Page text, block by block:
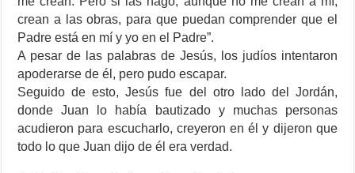
crean a las obras, para que puedan comprender que el
Padre está en mí y yo en el Padre”.
A pesar de las palabras de Jesús, los judíos intentaron
apoderarse de él, pero pudo escapar.
Seguido de esto, Jesús fue del otro lado del Jordán,
donde Juan lo había bautizado y muchas personas
acudieron para escucharlo, creyeron en él y dijeron que
todo lo que Juan dijo de él era verdad.